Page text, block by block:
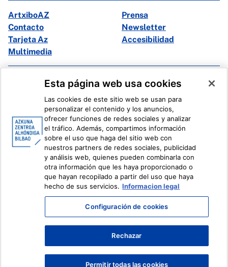
ArtxiboAZ
Prensa
Contacto
Newsletter
Tarjeta Az
Accesibilidad
Multimedia
Facebook
X
Ivoox
Información legal Sistema Interno de Información
Esta página web usa cookies
Las cookies de este sitio web se usan para
personalizar el contenido y los anuncios,
ofrecer funciones de redes sociales y analizar
el tráfico. Además, compartimos información
sobre el uso que haga del sitio web con
nuestros partners de redes sociales, publicidad
y análisis web, quienes pueden combinarla con
otra información que les haya proporcionado o
que hayan recopilado a partir del uso que haya
hecho de sus servicios. Informacion legal
Configuración de cookies
Rechazar
Permitir todas las cookies